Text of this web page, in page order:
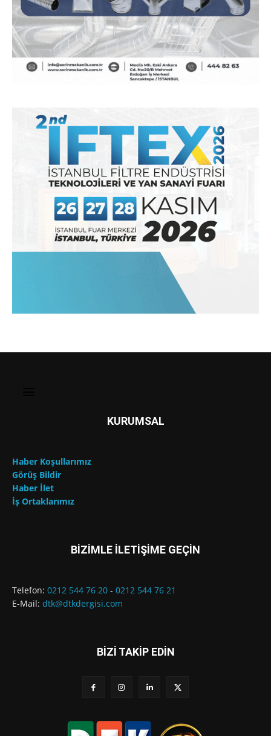
KURUMSAL
Haber Koşullarımız
Görüş Bildir
Haber İlet
İş Ortaklarımız
BİZİMLE İLETİŞİME GEÇİN
Telefon: 0212 544 76 20 - 0212 544 76 21
E-Mail: dtk@dtkdergisi.com
BİZİ TAKİP EDİN